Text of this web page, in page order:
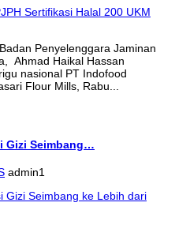
Penyelenggara Jaminan
Ahmad Haikal Hassan
nasional PT Indofood
Flour Mills, Rabu...
Gizi Seimbang…
admin1